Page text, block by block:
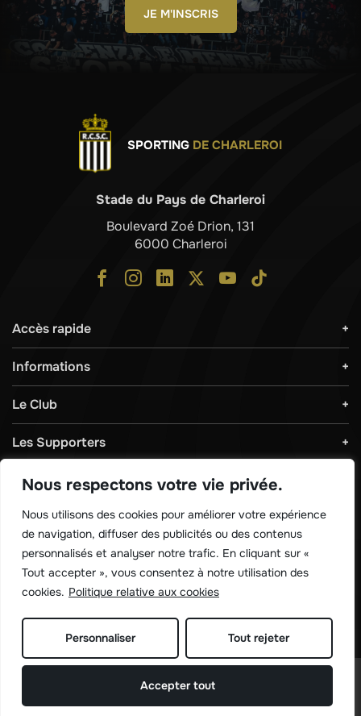
Nous respectons votre vie privée.
Nous utilisons des cookies pour améliorer votre expérience
de navigation, diffuser des publicités ou des contenus
personnalisés et analyser notre trafic. En cliquant sur «
Tout accepter », vous consentez à notre utilisation des
cookies. Politique relative aux cookies
Personnaliser Tout rejeter
Accepter tout
JE M'INSCRIS
SPORTING DE CHARLEROI
Stade du Pays de Charleroi
Boulevard Zoé Drion, 131
6000 Charleroi
Accès rapide
Informations
Le Club
Les Supporters
Télécharger notre application !
Règlements & Sécurité
Sporting de charleroi 2026